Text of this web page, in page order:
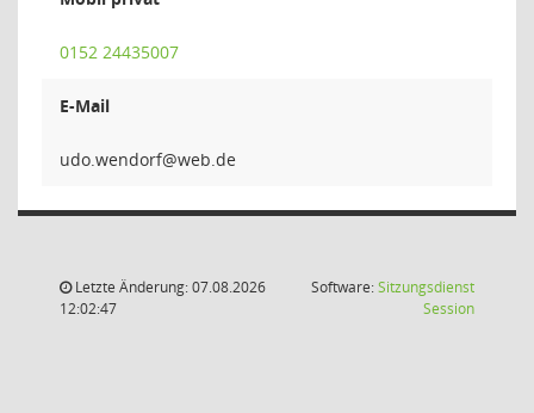
0152 24435007
E-Mail
frodn
Letzte Änderung: 07.08.2026
12:02:47
Software:Sitzungsdienst
Session(Wird in